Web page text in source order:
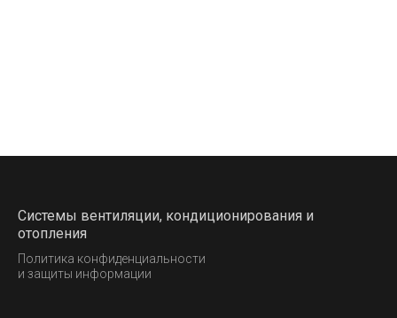
Системы вентиляции, кондиционирования и
отопления
Политика конфиденциальности
и защиты информации